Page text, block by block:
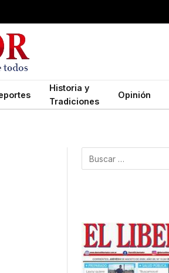
Historia y
Tradiciones
Opinión